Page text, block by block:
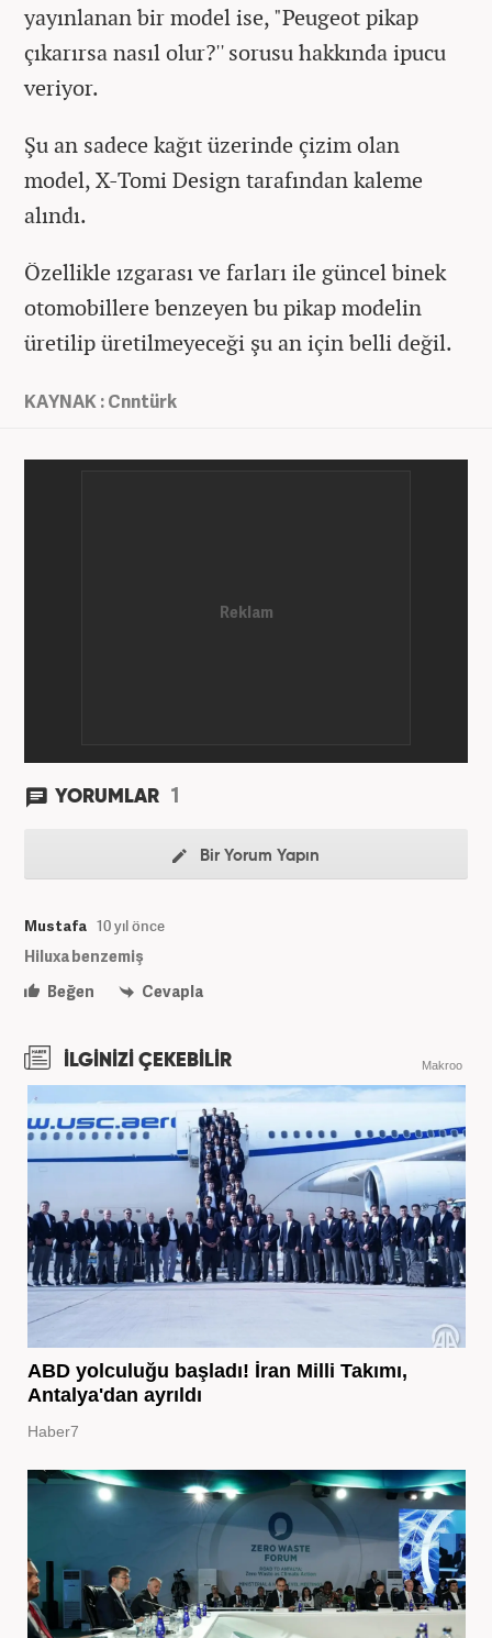
yayınlanan bir model ise, "Peugeot pikap
çıkarırsa nasıl olur?'' sorusu hakkında ipucu
veriyor.
Şu an sadece kağıt üzerinde çizim olan
model, X-Tomi Design tarafından kaleme
alındı.
Özellikle ızgarası ve farları ile güncel binek
otomobillere benzeyen bu pikap modelin
üretilip üretilmeyeceği şu an için belli değil.
KAYNAK : Cnntürk
YORUMLAR 1
Bir Yorum Yapın
Mustafa 10 yıl önce
Hiluxa benzemiş
Beğen
Cevapla
İLGİNİZİ ÇEKEBİLİR Makroo
ABD yolculuğu başladı! İran Milli Takımı,
Antalya'dan ayrıldı
Haber7